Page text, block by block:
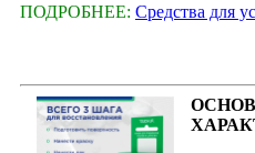
ПОДРОБНЕЕ: Средства для